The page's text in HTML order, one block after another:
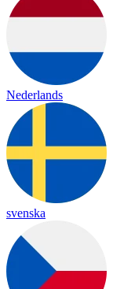
Nederlands
svenska